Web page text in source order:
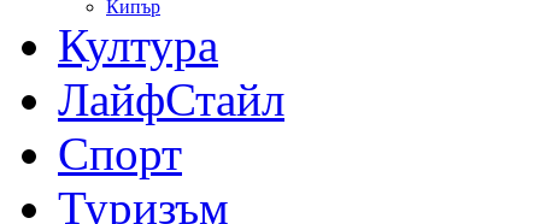
Кипър
Култура
ЛайфСтайл
Спорт
Туризъм